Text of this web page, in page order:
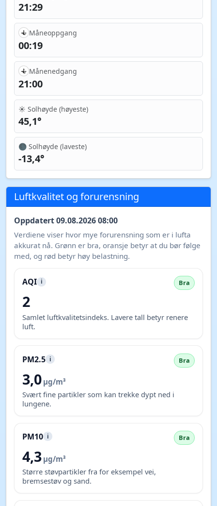
21:29
Måneoppgang
00:19
Månenedgang
21:00
☀️ Solhøyde (høyeste)
45,1°
🌑 Solhøyde (laveste)
-13,4°
Luftkvalitet og forurensning
Oppdatert 09.08.2026 08:00
Verdiene viser hvor mye forurensning som er i lufta
akkurat nå. Grønn er bra, oransje betyr at du bør følge
med, og rød betyr høy belastning.
AQI i Bra
2
Samlet luftkvalitetsindeks. Lavere tall betyr renere
luft.
PM2.5 i Bra
3,0 µg/m³
Svært fine partikler som kan trekke dypt ned i
lungene.
PM10 i Bra
4,3 µg/m³
Større støvpartikler fra for eksempel vei,
bremsestøv og sand.